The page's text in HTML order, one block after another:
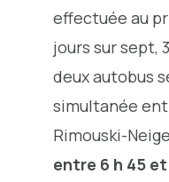
effectuée au
jours sur sept,
deux autobus
simultanée
Rimouski-
entre 6 h 45